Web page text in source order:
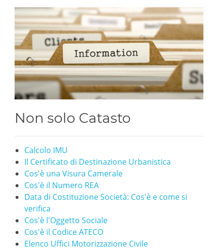
Non solo Catasto
Calcolo IMU
Il Certificato di Destinazione Urbanistica
Cos'è una Visura Camerale
Cos'è il Numero REA
Data di Costituzione Società: Cos'è e come si
verifica
Cos'è l'Oggetto Sociale
Cos'è il Codice ATECO
Elenco Uffici Motorizzazione Civile